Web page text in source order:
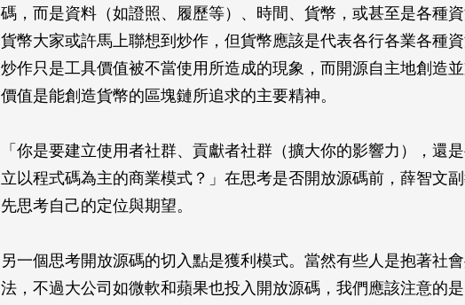
碼，而是資料（如證照、履歷等）、時間、貨幣，或甚至是各種
貨幣大家或許馬上聯想到炒作，但貨幣應該是代表各行各業各種資
炒作只是工具價值被不當使用所造成的現象，而開源自主地創造
價值是能創造貨幣的區塊鏈所追求的主要精神。
「你是要建立使用者社群、貢獻者社群（擴大你的影響力），還
立以程式碼為主的商業模式？」在思考是否開放源碼前，薛智文
先思考自己的定位與期望。
另一個思考開放源碼的切入點是獲利模式。當然有些人是抱著社
法，不過大公司如微軟和蘋果也投入開放源碼，我們應該注意的